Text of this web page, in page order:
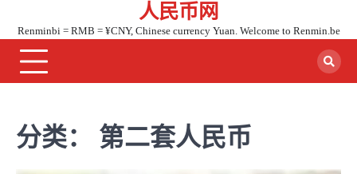
content
人民币网
Renminbi = RMB = ¥CNY, Chinese currency Yuan. Welcome to Renmin.be
分类： 第二套人民币